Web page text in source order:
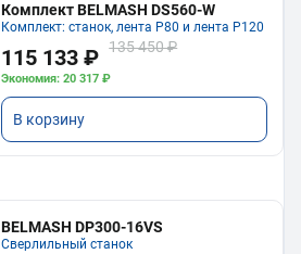
Комплект BELMASH DS560-W
Комплект: станок, лента P80 и лента P120
115 133 ₽ 135 450 ₽
Экономия: 20 317 ₽
В корзину
BELMASH DP300-16VS
Сверлильный станок